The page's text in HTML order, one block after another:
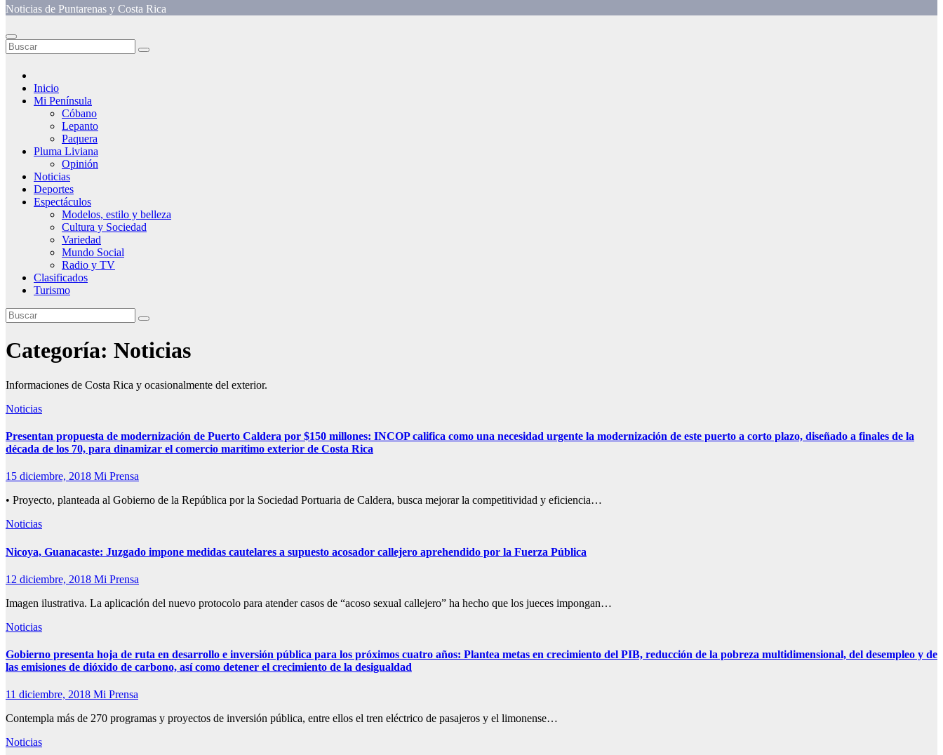
Noticias de Puntarenas y Costa Rica
Inicio
Mi Península
Cóbano
Lepanto
Paquera
Pluma Liviana
Opinión
Noticias
Deportes
Espectáculos
Modelos, estilo y belleza
Cultura y Sociedad
Variedad
Mundo Social
Radio y TV
Clasificados
Turismo
Categoría: Noticias
Informaciones de Costa Rica y ocasionalmente del exterior.
Noticias
Presentan propuesta de modernización de Puerto Caldera por $150 millones: INCOP califica como una necesidad urgente la modernización de este puerto a corto plazo, diseñado a finales de la
década de los 70, para dinamizar el comercio marítimo exterior de Costa Rica
15 diciembre, 2018 Mi Prensa
• Proyecto, planteada al Gobierno de la República por la Sociedad Portuaria de Caldera, busca mejorar la competitividad y eficiencia…
Noticias
Nicoya, Guanacaste: Juzgado impone medidas cautelares a supuesto acosador callejero aprehendido por la Fuerza Pública
12 diciembre, 2018 Mi Prensa
Imagen ilustrativa. La aplicación del nuevo protocolo para atender casos de “acoso sexual callejero” ha hecho que los jueces impongan…
Noticias
Gobierno presenta hoja de ruta en desarrollo e inversión pública para los próximos cuatro años: Plantea metas en crecimiento del PIB, reducción de la pobreza multidimensional, del desempleo y de
las emisiones de dióxido de carbono, así como detener el crecimiento de la desigualdad
11 diciembre, 2018 Mi Prensa
Contempla más de 270 programas y proyectos de inversión pública, entre ellos el tren eléctrico de pasajeros y el limonense…
Noticias